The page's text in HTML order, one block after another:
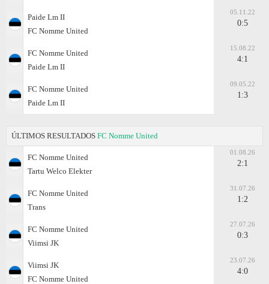
Paide Lm II
FC Nomme United
05.11.22
0:5
FC Nomme United
Paide Lm II
15.08.22
4:1
FC Nomme United
Paide Lm II
09.05.22
1:3
ÚLTIMOS RESULTADOS FC Nomme United
FC Nomme United
Tartu Welco Elekter
01.08.26
2:1
FC Nomme United
Trans
31.07.26
1:2
FC Nomme United
Viimsi JK
27.07.26
0:3
Viimsi JK
FC Nomme United
23.07.26
4:0